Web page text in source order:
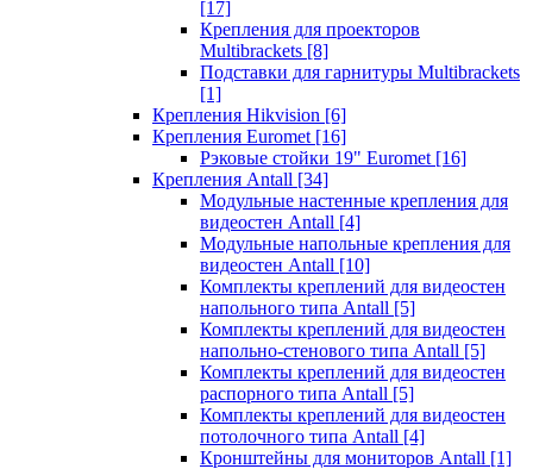
[17]
Крепления для проекторов
Multibrackets [8]
Подставки для гарнитуры Multibrackets
[1]
Крепления Hikvision [6]
Крепления Euromet [16]
Рэковые стойки 19" Euromet [16]
Крепления Antall [34]
Модульные настенные крепления для
видеостен Antall [4]
Модульные напольные крепления для
видеостен Antall [10]
Комплекты креплений для видеостен
напольного типа Antall [5]
Комплекты креплений для видеостен
напольно-стенового типа Antall [5]
Комплекты креплений для видеостен
распорного типа Antall [5]
Комплекты креплений для видеостен
потолочного типа Antall [4]
Кронштейны для мониторов Antall [1]